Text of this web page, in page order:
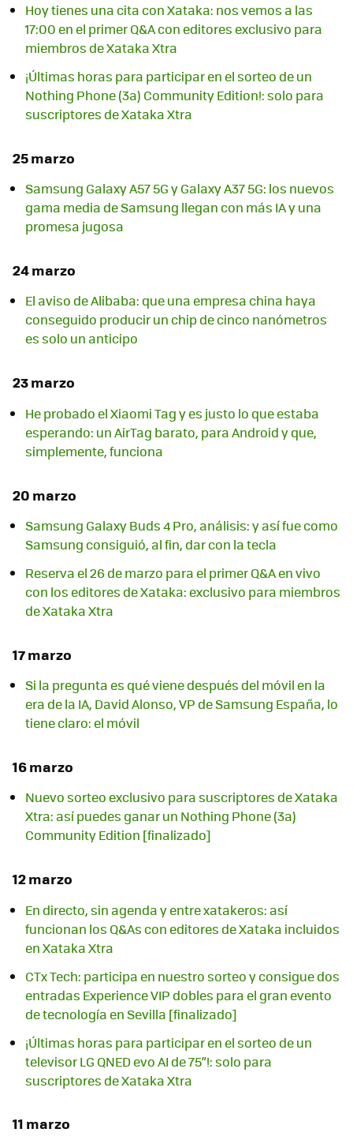
Hoy tienes una cita con Xataka: nos vemos a las
17:00 en el primer Q&A con editores exclusivo para
miembros de Xataka Xtra
¡Últimas horas para participar en el sorteo de un
Nothing Phone (3a) Community Edition!: solo para
suscriptores de Xataka Xtra
25 marzo
Samsung Galaxy A57 5G y Galaxy A37 5G: los nuevos
gama media de Samsung llegan con más IA y una
promesa jugosa
24 marzo
El aviso de Alibaba: que una empresa china haya
conseguido producir un chip de cinco nanómetros
es solo un anticipo
23 marzo
He probado el Xiaomi Tag y es justo lo que estaba
esperando: un AirTag barato, para Android y que,
simplemente, funciona
20 marzo
Samsung Galaxy Buds 4 Pro, análisis: y así fue como
Samsung consiguió, al fin, dar con la tecla
Reserva el 26 de marzo para el primer Q&A en vivo
con los editores de Xataka: exclusivo para miembros
de Xataka Xtra
17 marzo
Si la pregunta es qué viene después del móvil en la
era de la IA, David Alonso, VP de Samsung España, lo
tiene claro: el móvil
16 marzo
Nuevo sorteo exclusivo para suscriptores de Xataka
Xtra: así puedes ganar un Nothing Phone (3a)
Community Edition [finalizado]
12 marzo
En directo, sin agenda y entre xatakeros: así
funcionan los Q&As con editores de Xataka incluidos
en Xataka Xtra
CTx Tech: participa en nuestro sorteo y consigue dos
entradas Experience VIP dobles para el gran evento
de tecnología en Sevilla [finalizado]
¡Últimas horas para participar en el sorteo de un
televisor LG QNED evo AI de 75”!: solo para
suscriptores de Xataka Xtra
11 marzo